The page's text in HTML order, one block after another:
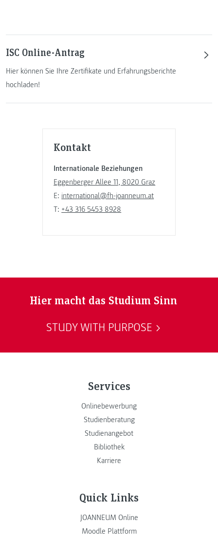
Kontakt
Internationale Beziehungen
Eggenberger Allee 11, 8020 Graz
E: international@fh-joanneum.at
T: +43 316 5453 8928
ISC Online-Antrag
Hier können Sie Ihre Zertifikate und Erfahrungsberichte
hochladen!
Hier macht das Studium Sinn
STUDY WITH PURPOSE
Services
Onlinebewerbung
Studienberatung
Studienangebot
Bibliothek
Karriere
Quick Links
JOANNEUM Online
Moodle Plattform